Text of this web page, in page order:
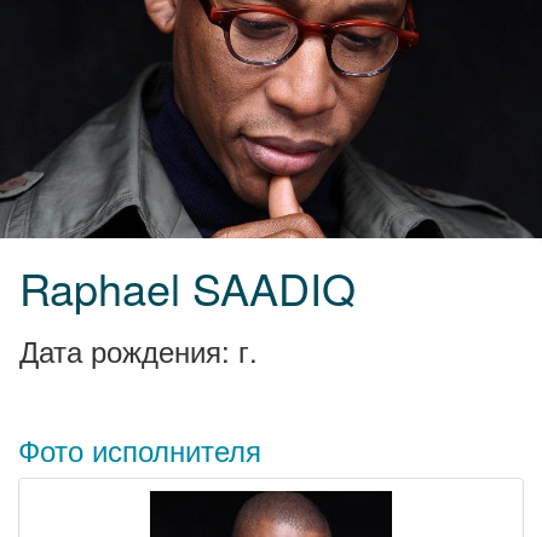
Raphael SAADIQ
Дата рождения: г.
Фото исполнителя